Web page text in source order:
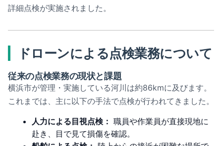
詳細点検が実施されました。
ドローンによる点検業務について
従来の点検業務の現状と課題
横浜市が管理・実施している河川は約86kmに及びます。
これまでは、主に以下の手法で点検が行われてきました。
人力による目視点検： 職員や作業員が直接現地に
赴き、目で見て損傷を確認。